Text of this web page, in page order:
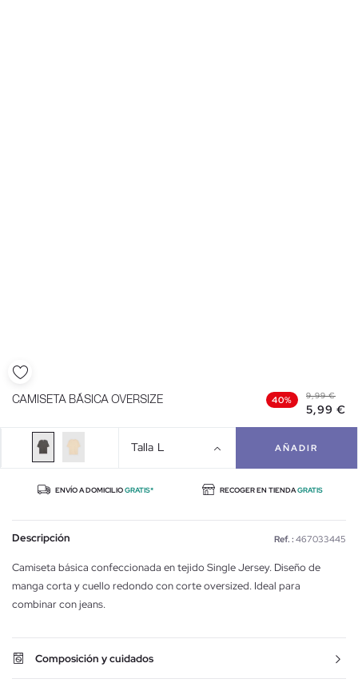
CAMISETA BÁSICA OVERSIZE 40% 9,99 €
5,99 €
Talla L AÑADIR
ENVÍO A DOMICILIOGRATIS* RECOGER EN TIENDAGRATIS
Descripción Ref. : 467033445
Camiseta básica confeccionada en tejido Single Jersey. Diseño de
manga corta y cuello redondo con corte oversized. Ideal para
combinar con jeans.
Composición y cuidados